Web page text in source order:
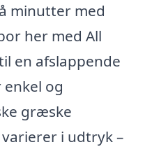
minutter med
her med All
en afslappende
og
græske
i udtryk –